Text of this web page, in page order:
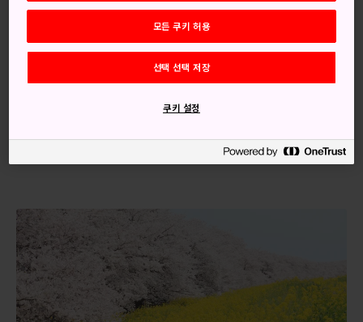
오시는 길
구마가야는 도쿄에서 기차를 타고 한 시간이면 도착합니다.
구마가야역까지 기차를 타고 오려면 도쿄의 신주쿠역에서 JR
모든 쿠키 허용
선택 선택 저장
쿠키 설정